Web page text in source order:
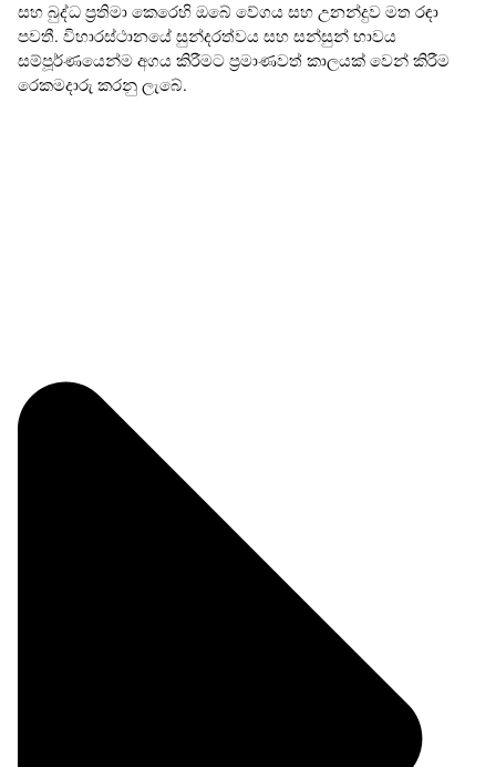
සහ බුද්ධ ප්‍රතිමා කෙරෙහි ඔබේ වේගය සහ උනන්දුව මත රඳා
පවතී. විහාරස්ථානයේ සුන්දරත්වය සහ සන්සුන් භාවය
සම්පූර්ණයෙන්ම අගය කිරීමට ප්‍රමාණවත් කාලයක් වෙන් කිරීම
රෙකමදාරු කරනු ලැබේ.